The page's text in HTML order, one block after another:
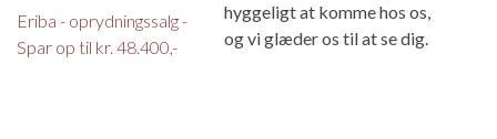
Eriba - oprydningssalg -
Spar op til kr. 48.400,-
hyggeligt at komme hos os,
og vi glæder os til at se dig.